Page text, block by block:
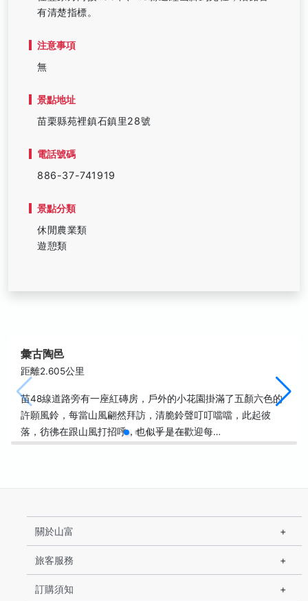
有清楚指標。
注意事項
無
景點地址
苗栗縣苑裡鎮石鎮里28號
電話號碼
886-37-741919
景點分類
休閒農業類
遊憩類
彙古陶邑
距離2.605公里
苗48線道路旁有一座紅磚房，戶外的小花園掛滿了五顏六色的
許願風鈴，每當山風翩然拜訪，清脆鈴聲叮叮噹噹，此起彼
落，彷彿在跟山風打招呼，也似乎是在歡迎每…
關於山富
旅客服務
訂購須知